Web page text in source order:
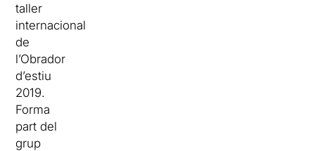
taller
internacional
de
l’Obrador
d’estiu
2019.
Forma
part del
grup